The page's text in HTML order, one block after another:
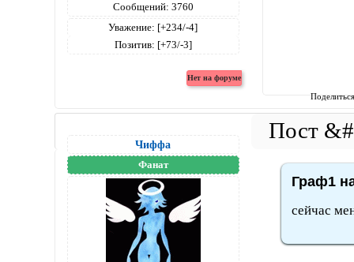
Сообщений: 3760
Уважение: [+234/-4]
Позитив: [+73/-3]
Чиффа
Фанат
Граф1
сейчас